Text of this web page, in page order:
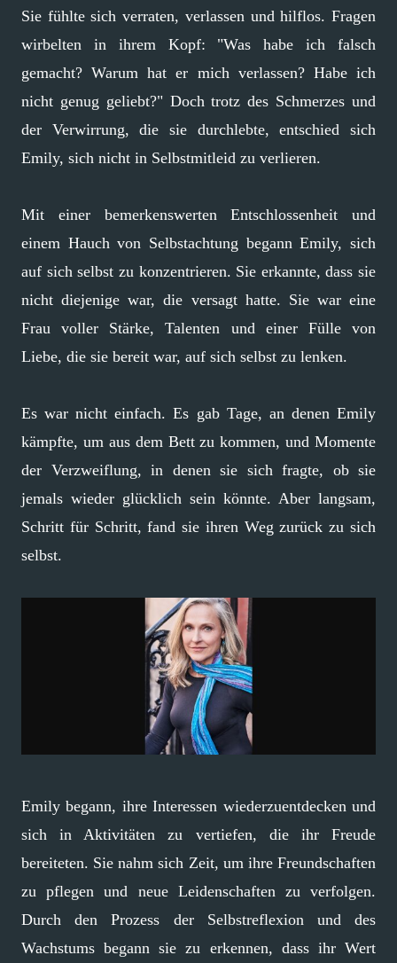
Sie fühlte sich verraten, verlassen und hilflos. Fragen
wirbelten in ihrem Kopf: "Was habe ich falsch
gemacht? Warum hat er mich verlassen? Habe ich
nicht genug geliebt?" Doch trotz des Schmerzes und
der Verwirrung, die sie durchlebte, entschied sich
Emily, sich nicht in Selbstmitleid zu verlieren.
Mit einer bemerkenswerten Entschlossenheit und
einem Hauch von Selbstachtung begann Emily, sich
auf sich selbst zu konzentrieren. Sie erkannte, dass sie
nicht diejenige war, die versagt hatte. Sie war eine
Frau voller Stärke, Talenten und einer Fülle von
Liebe, die sie bereit war, auf sich selbst zu lenken.
Es war nicht einfach. Es gab Tage, an denen Emily
kämpfte, um aus dem Bett zu kommen, und Momente
der Verzweiflung, in denen sie sich fragte, ob sie
jemals wieder glücklich sein könnte. Aber langsam,
Schritt für Schritt, fand sie ihren Weg zurück zu sich
selbst.
Emily begann, ihre Interessen wiederzuentdecken und
sich in Aktivitäten zu vertiefen, die ihr Freude
bereiteten. Sie nahm sich Zeit, um ihre Freundschaften
zu pflegen und neue Leidenschaften zu verfolgen.
Durch den Prozess der Selbstreflexion und des
Wachstums begann sie zu erkennen, dass ihr Wert